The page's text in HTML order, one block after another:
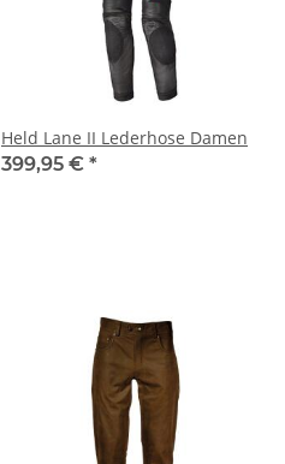
Held Lane II Lederhose Damen
399,95 € *